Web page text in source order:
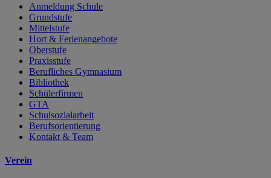
Anmeldung Schule
Grundstufe
Mittelstufe
Hort & Ferienangebote
Oberstufe
Praxisstufe
Berufliches Gymnasium
Bibliothek
Schülerfirmen
GTA
Schulsozialarbeit
Berufsorientierung
Kontakt & Team
Verein